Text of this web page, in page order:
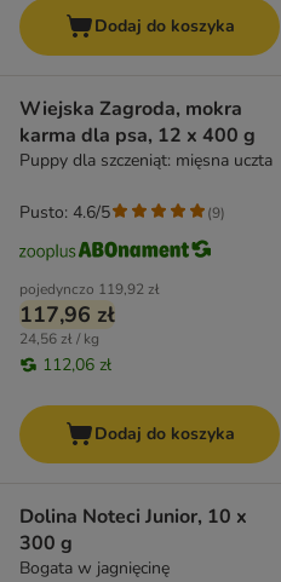
Dodaj do koszyka
Wiejska Zagroda, mokra
karma dla psa, 12 x 400 g
Puppy dla szczeniąt: mięsna uczta
pojedynczo 119,92 zł
117,96 zł
24,56 zł / kg
112,06 zł
Pusto: 4.6/5 (9)
Dodaj do koszyka
Dolina Noteci Junior, 10 x
300 g
Bogata w jagnięcinę